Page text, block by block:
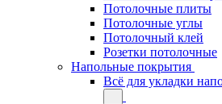
Потолочные плиты
Потолочные углы
Потолочный клей
Розетки потолочные
Напольные покрытия
Всё для укладки